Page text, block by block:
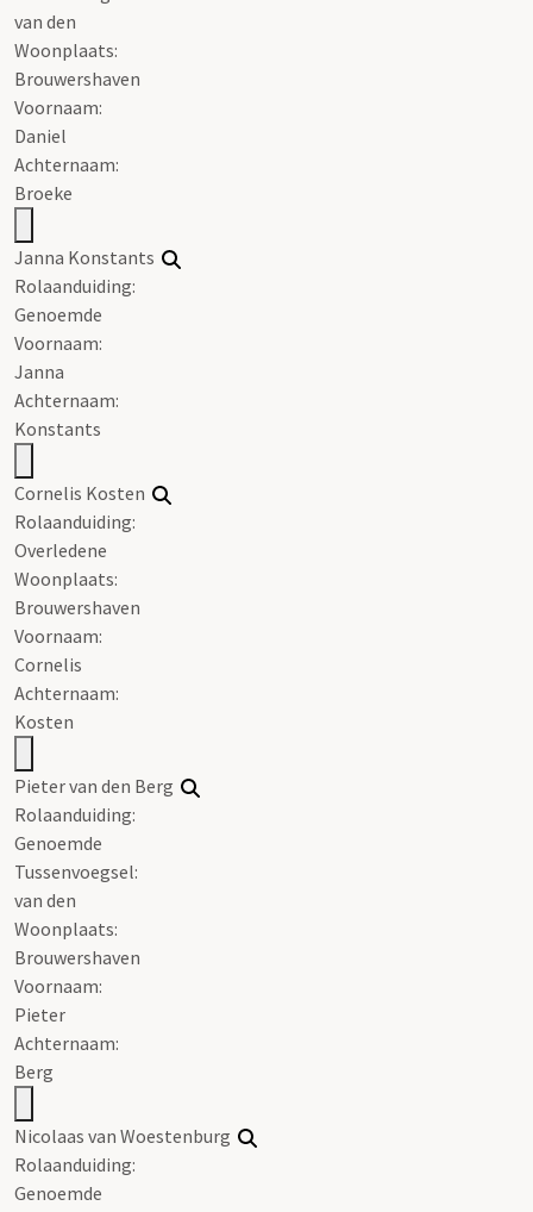
van den
Woonplaats:
Brouwershaven
Voornaam:
Daniel
Achternaam:
Broeke
Janna Konstants
Rolaanduiding:
Genoemde
Voornaam:
Janna
Achternaam:
Konstants
Cornelis Kosten
Rolaanduiding:
Overledene
Woonplaats:
Brouwershaven
Voornaam:
Cornelis
Achternaam:
Kosten
Pieter van den Berg
Rolaanduiding:
Genoemde
Tussenvoegsel:
van den
Woonplaats:
Brouwershaven
Voornaam:
Pieter
Achternaam:
Berg
Nicolaas van Woestenburg
Rolaanduiding:
Genoemde